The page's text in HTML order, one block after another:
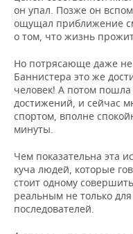
он упал. Позже он
ощущал приближение
о том, что жизнь
Но потрясающе даже
Баннистера это же
человек! А потом
достижений, и сейчас
спортом, вполне
минуты.
Чем показательна эта
куча людей, которые
стоит одному
реальным не только
последователей.